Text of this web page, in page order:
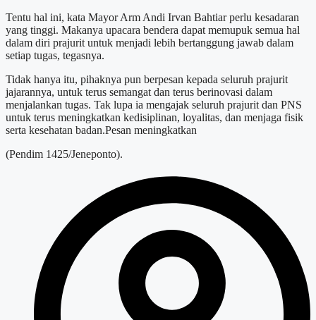
Tentu hal ini, kata Mayor Arm Andi Irvan Bahtiar perlu kesadaran
yang tinggi. Makanya upacara bendera dapat memupuk semua hal
dalam diri prajurit untuk menjadi lebih bertanggung jawab dalam
setiap tugas, tegasnya.
Tidak hanya itu, pihaknya pun berpesan kepada seluruh prajurit
jajarannya, untuk terus semangat dan terus berinovasi dalam
menjalankan tugas. Tak lupa ia mengajak seluruh prajurit dan PNS
untuk terus meningkatkan kedisiplinan, loyalitas, dan menjaga fisik
serta kesehatan badan.Pesan meningkatkan
(Pendim 1425/Jeneponto).